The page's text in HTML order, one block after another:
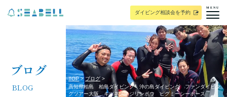
ダイビング相談会を予約
MENU
ブログ
BLOG
TOP
ブログ
高知県柏島 柏島ダイビング 沖の島ダイビング ファンダイビン
グツアー大阪 キツネメネジリンボウ ピグミーシーホース